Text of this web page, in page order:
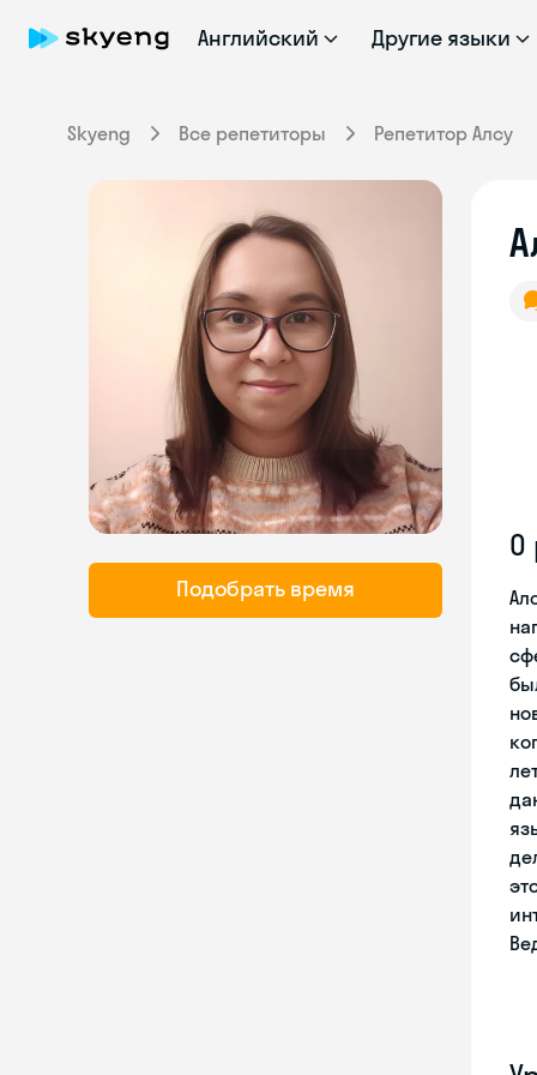
Английский Другие языки
Skyeng Все репетиторы Репетитор Алсу
Подобрать время
О